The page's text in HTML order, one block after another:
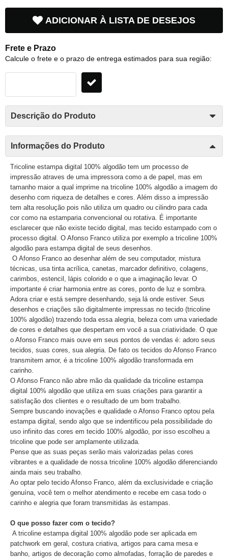
ADICIONAR À LISTA DE DESEJOS
Frete e Prazo
Calcule o frete e o prazo de entrega estimados para sua região:
Descrição do Produto
Informações do Produto
Tricoline estampa digital 100% algodão tem um processo de
impressão atraves de uma impressora como a de papel, mas em
tamanho maior a qual imprime na tricoline 100% algodão a imagem do
desenho com riqueza de detalhes e cores. Além disso a impressão
tem alta resolução pois não utiliza um quadro ou cilindro para cada
cor como na estamparia convencional ou rotativa. É importante
esclarecer que não existe tecido digital, mas tecido estampado com o
processo digital. O Afonso Franco utiliza por exemplo a tricoline 100%
algodão para estampa digital de seus desenhos.
O Afonso Franco ao desenhar além de seu computador, mistura
técnicas, usa tinta acrílica, canetas, marcador definitivo, colagens,
carimbos, estencil, lápis colorido e o que a imaginação levar. O
importante é criar harmonia entre as cores, ponto de luz e sombra.
Adora criar e está sempre desenhando, seja lá onde estiver. Seus
desenhos e criações são digitalmente impressas no tecido (tricoline
100% algodão) trazendo toda essa alegria, beleza com uma variedade
de cores e detalhes que despertam em você a sua criatividade. O que
o Afonso Franco mais ouve em seus pontos de vendas é: adoro seus
tecidos, suas cores, sua alegria. De fato os tecidos do Afonso Franco
transmitem amor, é a tricoline 100% algodão transformada em
carinho.
O Afonso Franco não abre mão da qualidade da tricoline estampa
digital 100% algodão que utiliza em suas criações para garantir a
satisfação dos clientes e o resultado de um bom trabalho.
Sempre buscando inovações e qualidade o Afonso Franco optou pela
estampa digital, sendo algo que se indentificou pela possibilidade do
uso infinito das cores em tecido 100% algodão, por isso escolheu a
tricoline que pode ser amplamente utilizada.
Pense que as suas peças serão mais valorizadas pelas cores
vibrantes e a qualidade de nossa tricoline 100% algodão diferenciando
ainda mais seu trabalho.
Ao optar pelo tecido Afonso Franco, além da exclusividade e criação
genuína, você tem o melhor atendimento e recebe em casa todo o
carinho e alegria que foram transmitidas às estampas.
O que posso fazer com o tecido?
A tricoline estampa digital 100% algodão pode ser aplicada em
patchwork em geral, costura criativa, artigos para cama mesa e
banho, artigos de decoração como almofadas, forração de paredes e